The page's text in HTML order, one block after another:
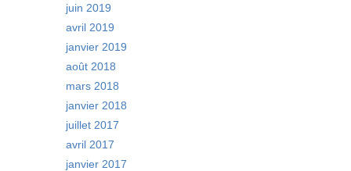
juin 2019
avril 2019
janvier 2019
août 2018
mars 2018
janvier 2018
juillet 2017
avril 2017
janvier 2017